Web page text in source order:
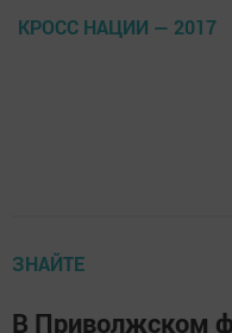
КРОСС НАЦИИ — 2017
ЗНАЙТЕ
В Приволжском